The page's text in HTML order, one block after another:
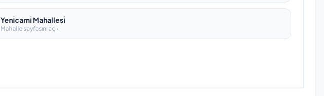
Yeni̇cami̇ Mahallesi̇
Mahalle sayfasını aç ›